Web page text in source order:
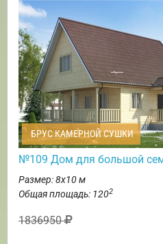
БРУС КАМЕРНОЙ СУШКИ
№109 Дом для большой
Размер: 8х10 м
Общая площадь: 1202
1836950